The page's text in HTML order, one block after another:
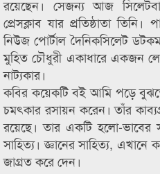
রয়েছেন। সেজন্য আজ
প্রেসক্লাব যার প্রতিষ্ঠাতা
নিউজ পোর্টাল দৈনিকসিলেট
মুহিত চৌধুরী একাধারে একজন
নাট্যকার।
কবির কয়েকটি বই আমি পড়ে
চমৎকার রসায়ন করেন। তাঁর
রয়েছে। তার একটি হলো-ভাবের
সাহিত্য। জ্ঞানের সাহিত্য, এখানে
জাগ্রত করে দেন।